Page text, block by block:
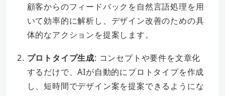
顧客からのフィードバックを自然言語処理を用
いて効率的に解析し、デザイン改善のための具
体的なアクションを提案します。
プロトタイプ生成: コンセプトや要件を文章化
するだけで、AIが自動的にプロトタイプを作成
し、短時間でデザイン案を提案できるようにな